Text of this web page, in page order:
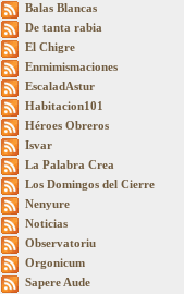
Balas Blancas
De tanta rabia
El Chigre
Enmimismaciones
EscaladAstur
Habitacion101
Héroes Obreros
Isvar
La Palabra Crea
Los Domingos del Cierre
Nenyure
Noticias
Observatoriu
Orgonicum
Sapere Aude